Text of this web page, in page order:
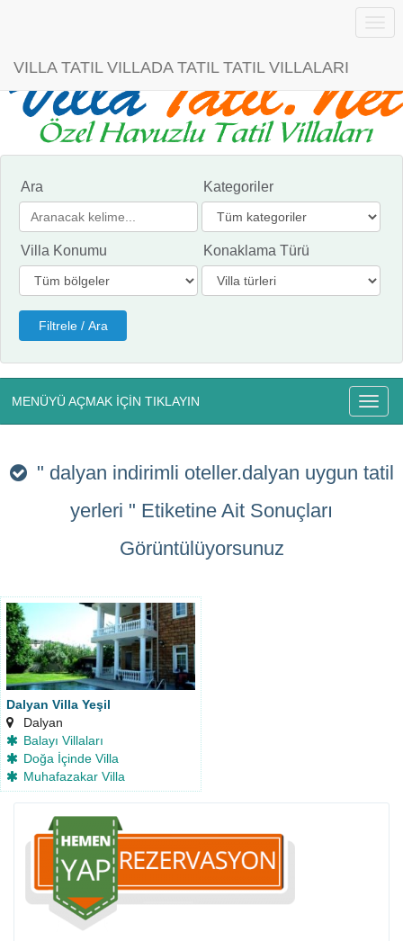
VILLA TATIL VILLADA TATIL TATIL VILLALARI
Ara Kategoriler
Villa Konumu Konaklama Türü
MENÜYÜ AÇMAK İÇİN TIKLAYIN
" dalyan indirimli oteller.dalyan uygun tatil
yerleri " Etiketine Ait Sonuçları
Görüntülüyorsunuz
Dalyan Villa Yeşil
Dalyan
Balayı Villaları
Doğa İçinde Villa
Muhafazakar Villa